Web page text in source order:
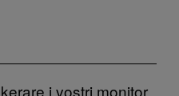
i vostri monitor,